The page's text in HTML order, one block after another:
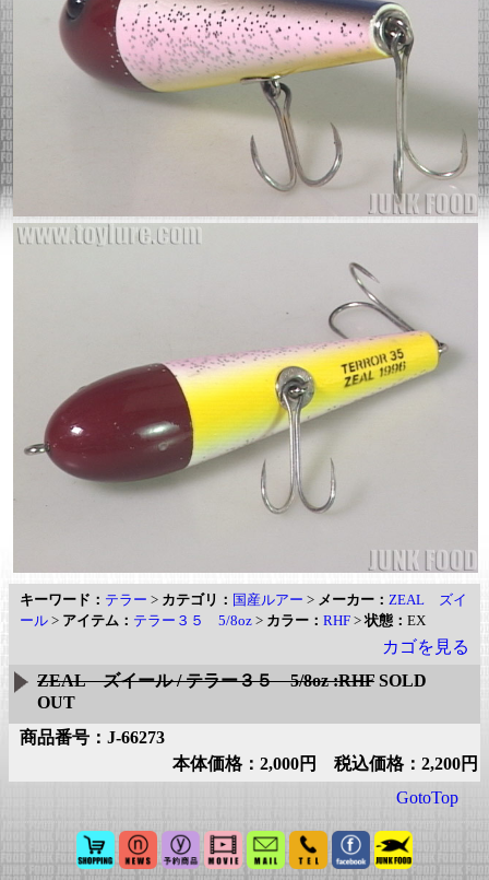
キーワード： テラー > カテゴリ： 国産ルアー > メーカー： ZEAL ズイ
ール > アイテム： テラー３５ 5/8oz > カラー： RHF >状態： EX
カゴを見る
ZEAL ズイール / テラー３５ 5/8oz :RHF SOLD
OUT
商品番号：J-66273
本体価格：2,000円 税込価格：2,200円
GotoTop